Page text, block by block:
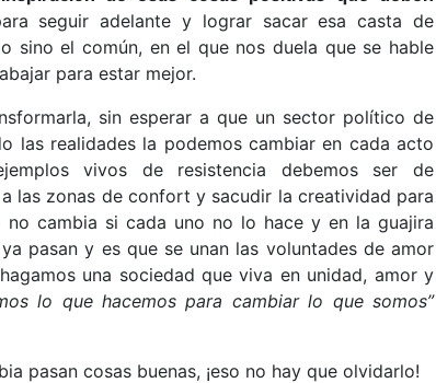
seguir adelante y lograr sacar esa casta de
sino el común, en el que nos duela que se hable
para estar mejor.
sin esperar a que un sector político de
las realidades la podemos cambiar en cada acto
vivos de resistencia debemos ser de
las zonas de confort y sacudir la creatividad para
cambia si cada uno no lo hace y en la guajira
pasan y es que se unan las voluntades de amor
una sociedad que viva en unidad, amor y
lo que hacemos para cambiar lo que somos”
pasan cosas buenas, ¡eso no hay que olvidarlo!